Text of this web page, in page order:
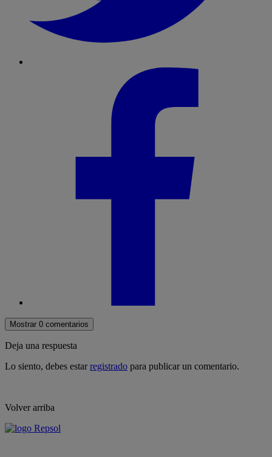
Mostrar 0 comentarios
Deja una respuesta
Lo siento, debes estarregistrado para publicar un comentario.
Volver arriba